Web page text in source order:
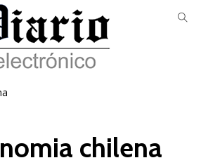
chilena